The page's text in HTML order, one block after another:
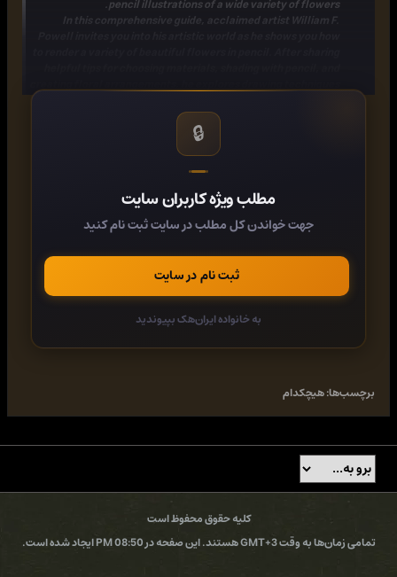
pencil illustrations of a wide variety of flowers.
In this comprehensive guide, acclaimed artist William F.
personal method for developing a drawing to its fullest
potential. And the lessons feature a variety of beautiful
flower drawings you can both copy and admire, making this
https://rapidgator.net/file/31f03d30a042b4707e4135405620a2fd/
کد:
https://fikper.com/IvcVYKVQaz/
کد:
🔒
مطلب ویژه کاربران سایت
جهت خواندن کل مطلب در سایت ثبت نام کنید
ثبت نام در سایت
به خانواده ایران‌هک بپیوندید
برچسب‌ها:هیچکدام
کلیه حقوق محفوظ است
تمامی زمان‌ها به وقت GMT+3 هستند. این صفحه در 08:50 PM ایجاد شده است.